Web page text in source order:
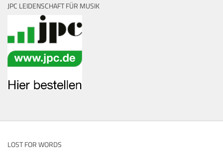
JPC LEIDENSCHAFT FÜR MUSIK
LOST FOR WORDS